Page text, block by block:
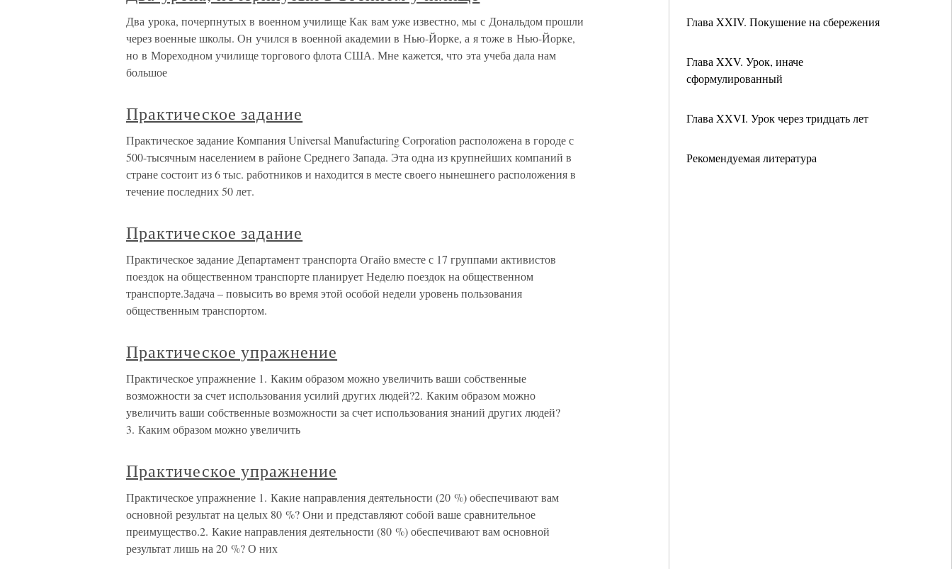
Глава XXIV. Покушение на сбережения
Глава XXV. Урок, иначе
сформулированный
Глава XXVI. Урок через тридцать лет
Рекомендуемая литература
Два урока, почерпнутых в военном училище Как вам уже известно, мы с Дональдом прошли
через военные школы. Он учился в военной академии в Нью-Йорке, а я тоже в Нью-Йорке,
но в Мореходном училище торгового флота США. Мне кажется, что эта учеба дала нам
большое
Практическое задание
Практическое задание Компания Universal Manufacturing Corporation расположена в городе с
500-тысячным населением в районе Среднего Запада. Эта одна из крупнейших компаний в
стране состоит из 6 тыс. работников и находится в месте своего нынешнего расположения в
течение последних 50 лет.
Практическое задание
Практическое задание Департамент транспорта Огайо вместе с 17 группами активистов
поездок на общественном транспорте планирует Неделю поездок на общественном
транспорте.Задача – повысить во время этой особой недели уровень пользования
общественным транспортом.
Практическое упражнение
Практическое упражнение 1. Каким образом можно увеличить ваши собственные
возможности за счет использования усилий других людей?2. Каким образом можно
увеличить ваши собственные возможности за счет использования знаний других людей?
3. Каким образом можно увеличить
Практическое упражнение
Практическое упражнение 1. Какие направления деятельности (20 %) обеспечивают вам
основной результат на целых 80 %? Они и представляют собой ваше сравнительное
преимущество.2. Какие направления деятельности (80 %) обеспечивают вам основной
результат лишь на 20 %? О них